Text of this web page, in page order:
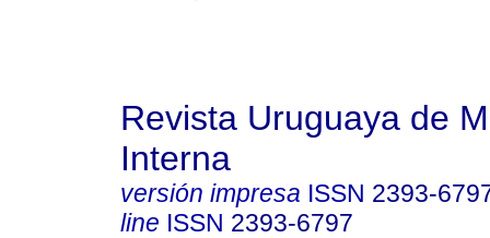
Revista Uruguaya de
Interna
versión impresa ISSN 2393-
line ISSN 2393-6797